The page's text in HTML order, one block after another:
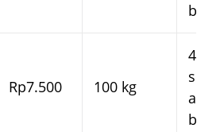
Rp7.500 100 kg
4–7